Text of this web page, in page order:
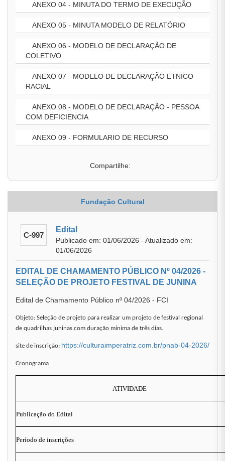
ANEXO 04 - MINUTA DO TERMO DE EXECUÇÃO
ANEXO 05 - MINUTA MODELO DE RELATÓRIO
ANEXO 06 - MODELO DE DECLARAÇÃO DE
COLETIVO
ANEXO 07 - MODELO DE DECLARAÇÃO ETNICO
RACIAL
ANEXO 08 - MODELO DE DECLARAÇÃO - PESSOA
COM DEFICIENCIA
ANEXO 09 - FORMULARIO DE RECURSO
Compartilhe:
Fundação Cultural
C-997
Edital
Publicado em: 01/06/2026 - Atualizado em:
01/06/2026
EDITAL DE CHAMAMENTO PÚBLICO Nº 04/2026 -
SELEÇÃO DE PROJETO FESTIVAL DE JUNINA
Edital de Chamamento Público nº 04/2026 - FCI
Objeto: Seleção de projeto para realizar um projeto de festival regional
de quadrilhas juninas com duração mínima de três dias.
site de inscrição: https://culturaimperatriz.com.br/pnab-04-2026/
Cronograma
ATIVIDADE
Publicação do Edital
Período de inscrições